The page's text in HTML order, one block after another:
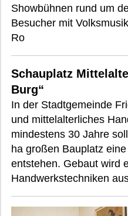
Showbühnen rund um
Besucher mit
Ro
Schauplatz
Burg“
In der Stadtgemeinde
und mittelalterliches
mindestens 30 Jahre
ha großen Bauplatz eine
entstehen. Gebaut wird
Handwerkstechniken